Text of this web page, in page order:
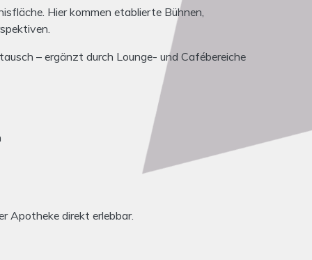
Hier kommen etablierte Bühnen,
– ergänzt durch Lounge- und Cafébereiche
Apotheke direkt erlebbar.